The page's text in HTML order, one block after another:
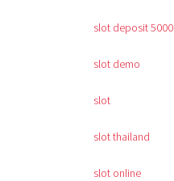
slot deposit 5000
slot demo
slot
slot thailand
slot online